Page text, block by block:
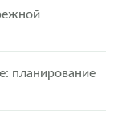
планирование